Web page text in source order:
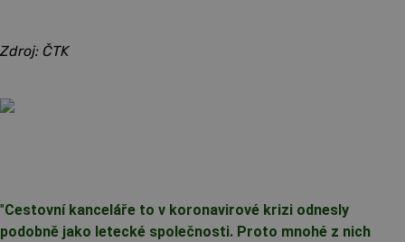
Zdroj: ČTK
"Cestovní kanceláře to v koronavirové krizi odnesly
podobně jako letecké společnosti. Proto mnohé z nich